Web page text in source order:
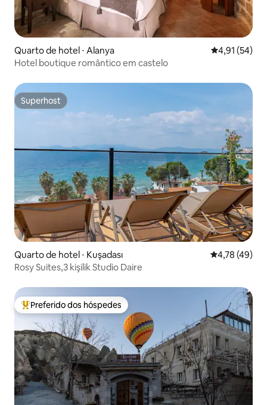
Quarto de hotel ⋅ Alanya 4,91 de uma
4,91 (54)
Hotel boutique romântico em castelo
Superhost
Superhost
Quarto de hotel ⋅ Kuşadası 4,78 de uma
4,78 (49)
Rosy Suites,3 kişilik Studio Daire
Entre os melhores preferidos dos hóspedes
Preferido dos hóspedes